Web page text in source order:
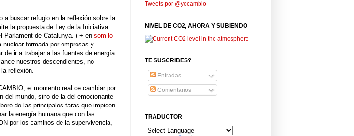
a buscar refugio en la reflexión sobre la
la propuesta de Ley de la Iniciativa
Parlament de Catalunya. ( + en som lo
formada por empresas y
de ir a trabajar a las fuentes de energía
nuestros descendientes, no
reflexión.
el momento real de cambiar por
del mundo, sino de la del emocionante
de las principales taras que impiden
la energía humana que con las
por los caminos de la supervivencia,
Tweets por @yocambio
NIVEL DE CO2, AHORA Y SUBIENDO
TE SUSCRIBES?
Entradas
Comentarios
TRADUCTOR